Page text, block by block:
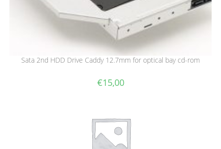
Sata 2nd HDD Drive Caddy 12.7mm for optical bay cd-rom
€15,00